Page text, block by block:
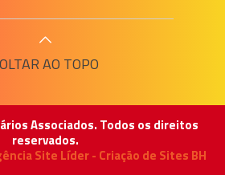
AO TOPO
Associados. Todos os direitos
reservados.
Site Líder - Criação de Sites BH